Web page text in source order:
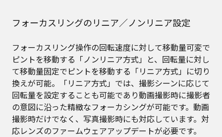
フォーカスリングのリニア／ノンリニア設定
フォーカスリング操作の回転速度に対して移動量可変で
ピントを移動する「ノンリニア方式」と、回転量に対し
て移動量固定でピントを移動する「リニア方式」に切り
換えが可能。「リニア方式」では、撮影シーンに応じて
回転量を設定することも可能であり動画撮影時に撮影者
の意図に沿った精緻なフォーカシングが可能です。動画
撮影時だけでなく、写真撮影時にも対応しています。対
応レンズのファームウェアアップデートが必要です。